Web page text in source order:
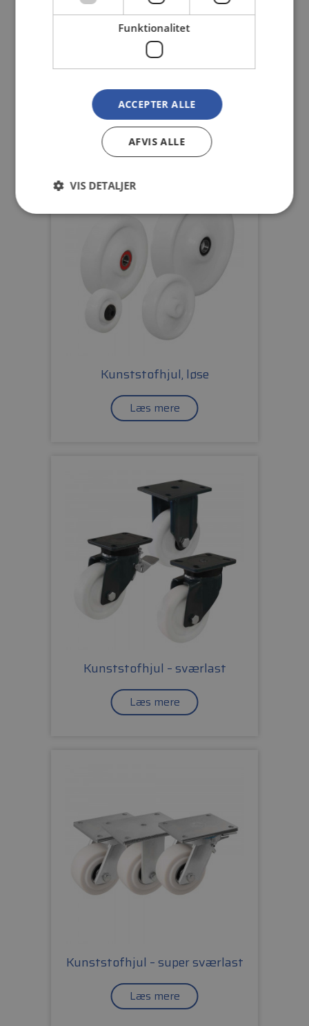
Nylonhjul i reaktionsstøbt
Læs mere
Kunststofhjul, løse
Læs mere
Kunststofhjul – sværlast
Læs mere
Kunststofhjul – super sværlast
Læs mere
Funktionalitet
ACCEPTER ALLE
AFVIS ALLE
VIS DETALJER